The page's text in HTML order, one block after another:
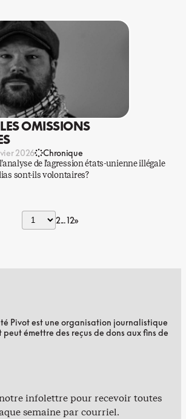
OMISSIONS
2026 Chronique
de l’agression états-unienne illégale
sont-ils volontaires?
2 12»
Pivot est une organisation journalistique
peut émettre des reçus de dons aux fins de
infolettre pour recevoir toutes
semaine par courriel.